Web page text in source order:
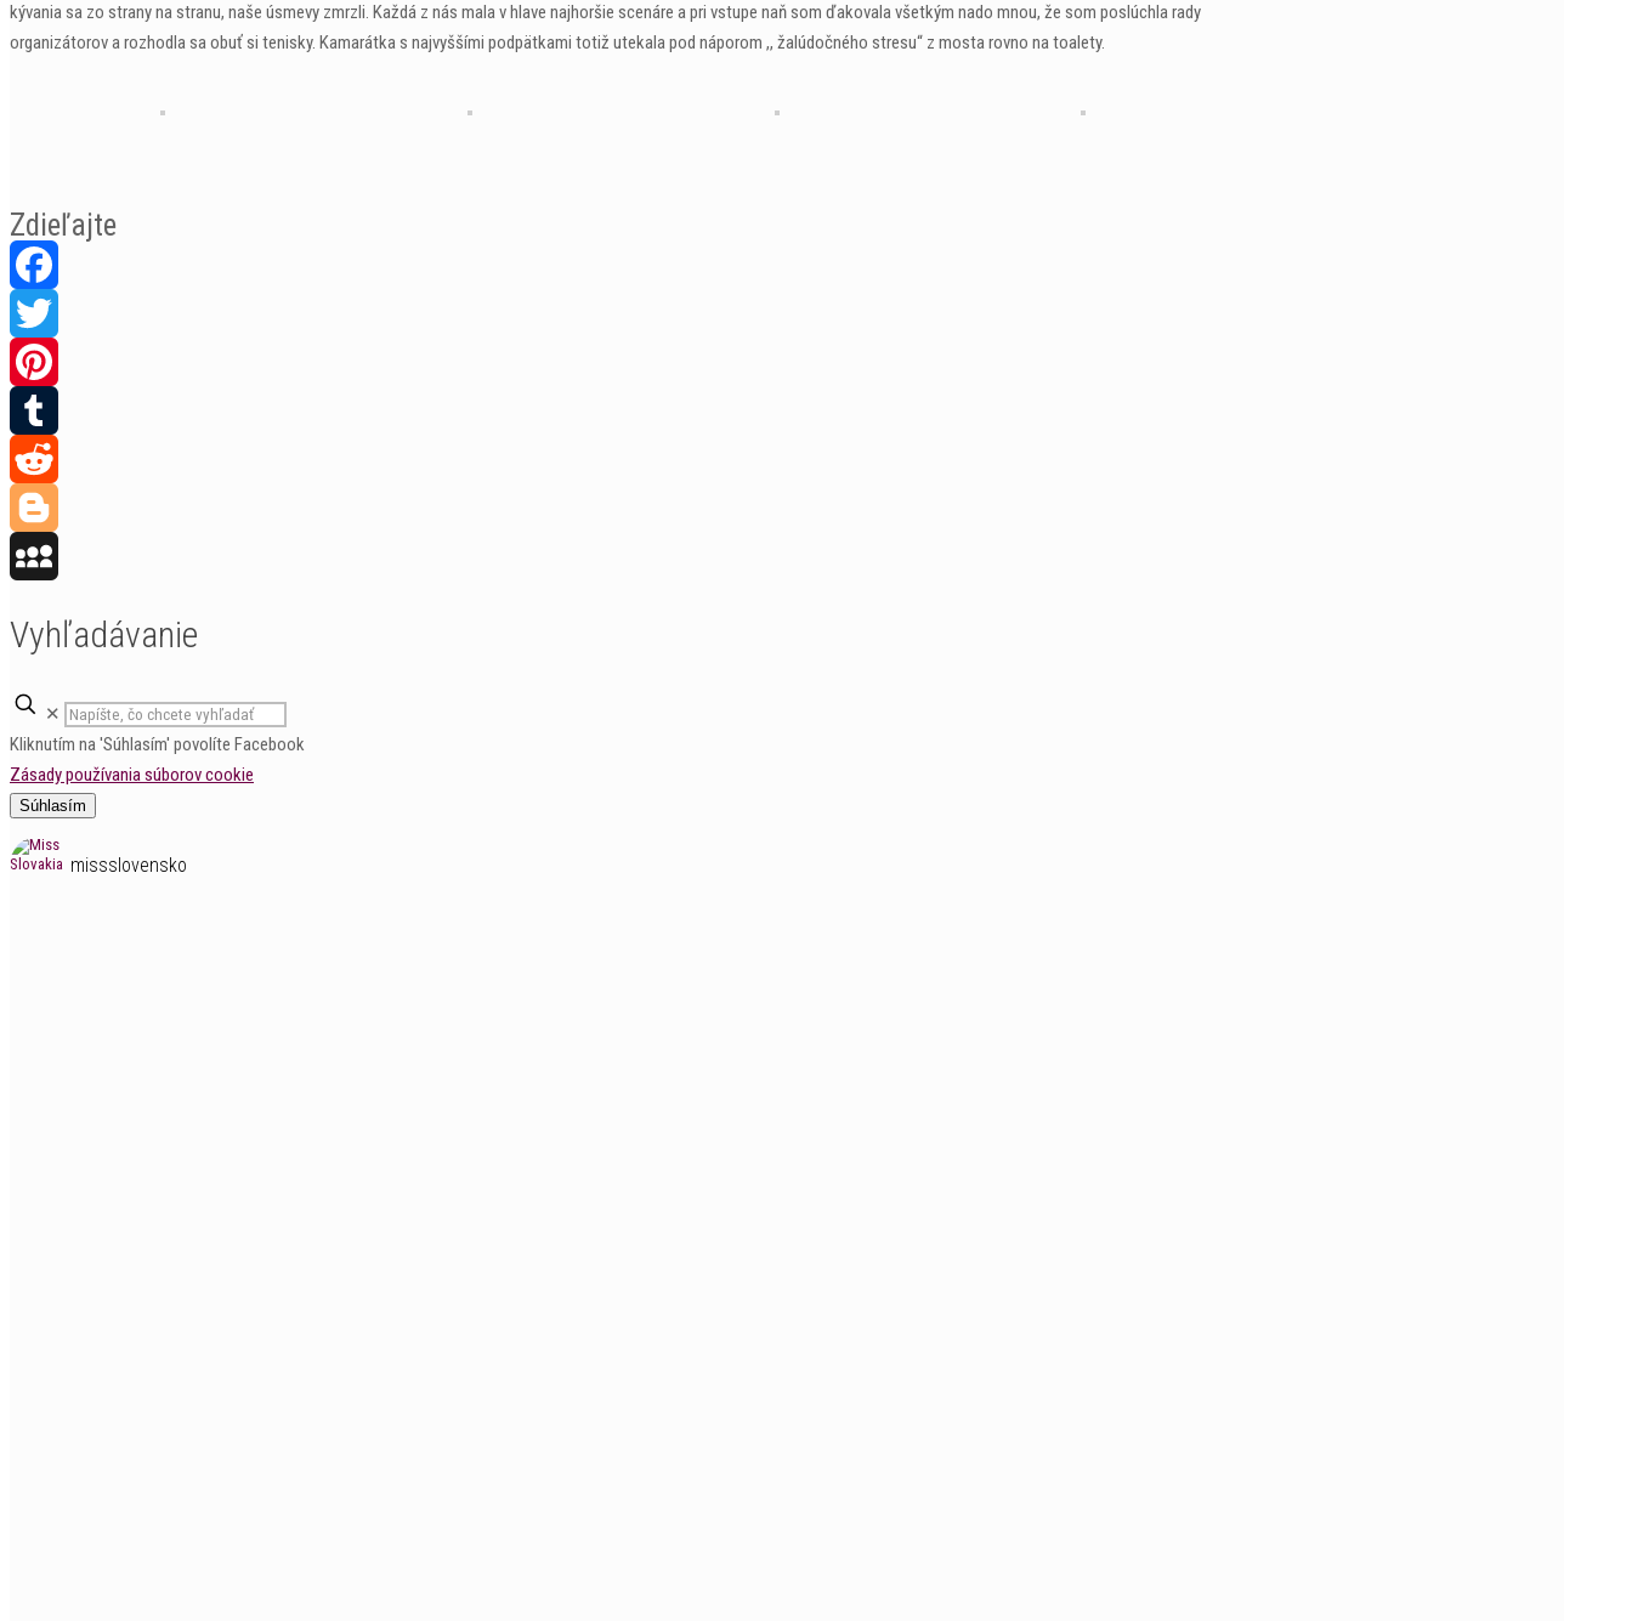
kývania sa zo strany na stranu, naše úsmevy zmrzli. Každá z nás mala v hlave najhoršie scenáre a pri vstupe naň som ďakovala všetkým nado mnou, že som poslúchla rady
organizátorov a rozhodla sa obuť si tenisky. Kamarátka s najvyššími podpätkami totiž utekala pod náporom ,, žalúdočného stresu“ z mosta rovno na toalety.
Zdieľajte
Facebook
Twitter
Pinterest
Tumblr
Reddit
Blogger
Vyhľadávanie
✕
Kliknutím na 'Súhlasím' povolíte Facebook
Zásady používania súborov cookie
Súhlasím
missslovensko